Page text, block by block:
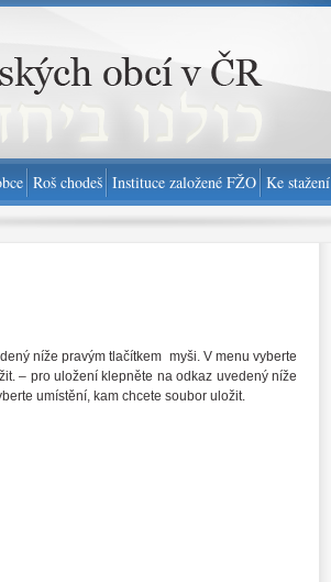
níže pravým tlačítkem myši. V menu vyberte
– pro uložení klepněte na odkaz uvedený níže
umístění, kam chcete soubor uložit.
Roš chodeš Instituce založené FŽO Ke stažení